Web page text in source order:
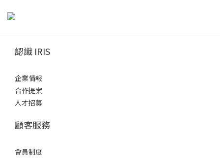
認識 IRIS
企業情報
合作提案
人才招募
顧客服務
會員制度